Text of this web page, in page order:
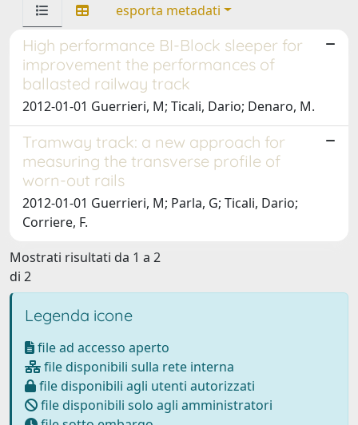
esporta metadati
High performance BI-Block sleeper for
improvement the performances of
ballasted railway track
2012-01-01 Guerrieri, M; Ticali, Dario; Denaro, M.
Tramway track: a new approach for
measuring the transverse profile of
worn-out rails
2012-01-01 Guerrieri, M; Parla, G; Ticali, Dario;
Corriere, F.
Mostrati risultati da 1 a 2
di 2
Legenda icone
file ad accesso aperto
file disponibili sulla rete interna
file disponibili agli utenti autorizzati
file disponibili solo agli amministratori